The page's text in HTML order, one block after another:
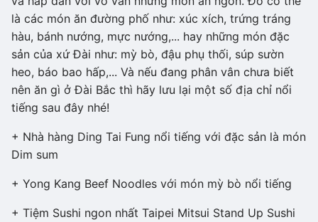
là các món ăn đường phố như: xúc xích, trứng tráng
hàu, bánh nướng, mực nướng,... hay những món đặc
sản của xứ Đài như: mỳ bò, đậu phụ thối, súp sườn
heo, báo bao hấp,... Và nếu đang phân vân chưa biết
nên ăn gì ở Đài Bắc thì hãy lưu lại một số địa chỉ nổi
tiếng sau đây nhé!
+ Nhà hàng Ding Tai Fung nổi tiếng với đặc sản là món
Dim sum
+ Yong Kang Beef Noodles với món mỳ bò nổi tiếng
+ Tiệm Sushi ngon nhất Taipei Mitsui Stand Up Sushi